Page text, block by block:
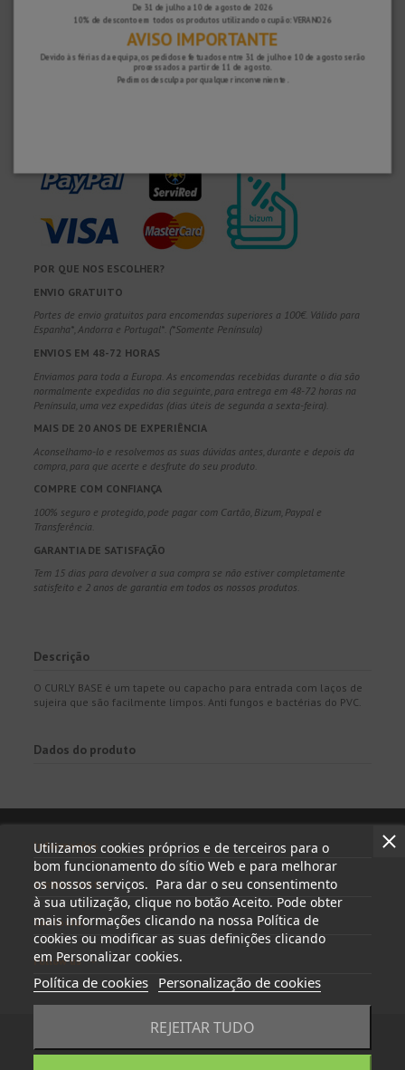
POR QUE NOS ESCOLHER?
ENVIO GRATUITO
Portes de envio gratuitos para encomendas superiores a 100€. Válido para
Espanha*, Andorra e Portugal*. (*Somente Península)
ENVIOS EM 48-72 HORAS
Enviamos para toda a Europa. As encomendas recebidas durante o dia são
normalmente expedidas no dia seguinte, para entrega em 48-72 horas na
Península, uma vez expedidas (dias úteis de segunda a sexta-feira).
MAIS DE 20 ANOS DE EXPERIÊNCIA
Aconselhamo-lo e resolvemos as suas dúvidas antes, durante e depois da
compra, para que acerte e desfrute do seu produto.
COMPRE COM CONFIANÇA
100% seguro e protegido, pode pagar com Cartão, Bizum, Paypal e
Transferência.
GARANTIA DE SATISFAÇÃO
Tem 15 dias para devolver a sua compra se não estiver completamente
satisfeito e 2 anos de garantia em todos os nossos produtos.
Descrição
O CURLY BASE é um tapete ou capacho para entrada com laços de
sujeira que são facilmente limpos. Anti fungos e bactérias do PVC.
Dados do produto
Utilizamos cookies próprios e de terceiros para o
bom funcionamento do sítio Web e para melhorar
os nossos serviços. Para dar o seu consentimento
à sua utilização, clique no botão Aceito. Pode obter
mais informações clicando na nossa Política de
cookies ou modificar as suas definições clicando
em Personalizar cookies.
Política de cookies Personalização de cookies
REJEITAR TUDO
Informações
A minha conta
Contactar
Follow us
De 31 de julho a 10 de agosto de 2026
10% de desconto em todos os produtos utilizando o cupão: VERANO26
AVISO IMPORTANTE
Devido às férias da equipa, os pedidos efetuados entre 31 de julho e 10 de agosto serão
processados ​​a partir de 11 de agosto.
Pedimos desculpa por qualquer inconveniente.